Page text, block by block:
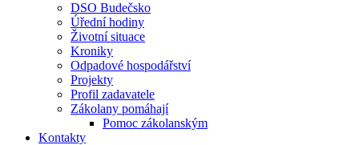
DSO Budečsko
Úřední hodiny
Životní situace
Kroniky
Odpadové hospodářství
Projekty
Profil zadavatele
Zákolany pomáhají
Pomoc zákolanským
Kontakty